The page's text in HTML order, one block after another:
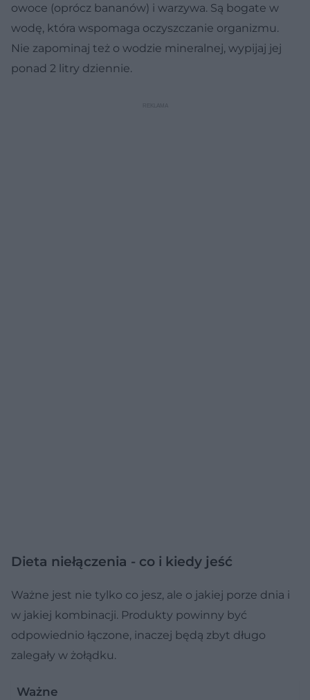
owoce (oprócz bananów) i warzywa. Są bogate w
wodę, która wspomaga oczyszczanie organizmu.
Nie zapominaj też o wodzie mineralnej, wypijaj jej
ponad 2 litry dziennie.
Dieta niełączenia - co i kiedy jeść
Ważne jest nie tylko co jesz, ale o jakiej porze dnia i
w jakiej kombinacji. Produkty powinny być
odpowiednio łączone, inaczej będą zbyt długo
zalegały w żołądku.
Ważne